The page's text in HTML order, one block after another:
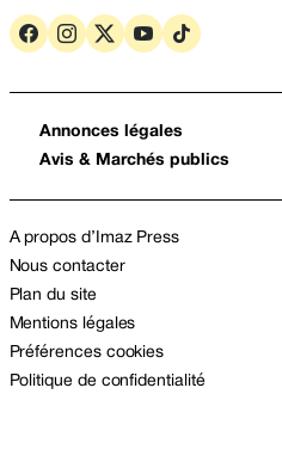
Annonces légales
Avis & Marchés publics
A propos d’Imaz Press
Nous contacter
Plan du site
Mentions légales
Préférences cookies
Politique de confidentialité